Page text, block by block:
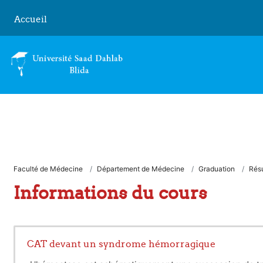
Accueil
Faculté de Médecine Département de Médecine Graduation
Informations du cours
CAT devant un syndrome hémorragique